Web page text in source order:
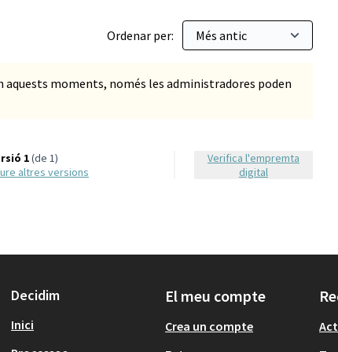
Ordenar per:
moments, només les administradores poden
1(de 1)
altres versions
Verifica l'empremta
digital
Decidim
Inici
El meu compte
Crea un compte